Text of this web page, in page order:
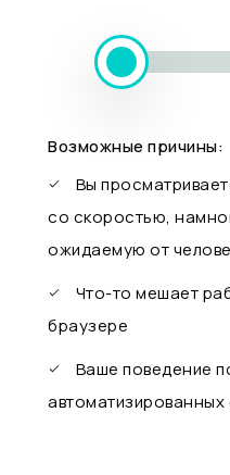
Возможные причины:
Вы
со скоростью,
ожидаемую от
Что-то мешает
браузере
Ваше поведение
автоматизированных